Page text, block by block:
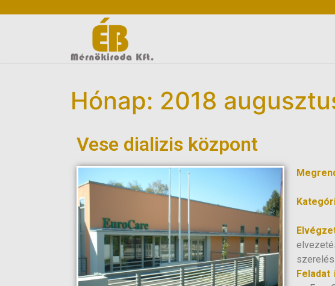
Hónap: 2018
Vese dializis központ